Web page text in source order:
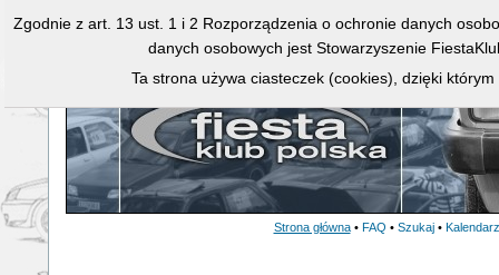
Strona główna • FAQ • Szukaj • Kalendarz
Zgodnie z art. 13 ust. 1 i 2 Rozporządzenia o ochronie danych
danych osobowych jest Stowarzyszenie
Ta strona używa ciasteczek (cookies), dzięki